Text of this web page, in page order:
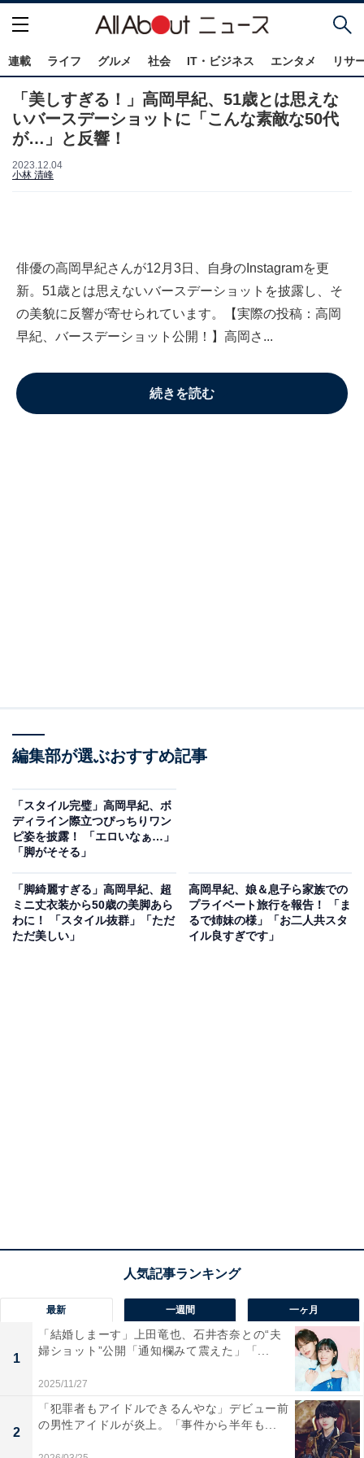
連載 ライフ グルメ 社会 IT・ビジネス エンタメ リサ
「美しすぎる！」高岡早紀、51歳とは思えな
いバースデーショットに「こんな素敵な50代
が…」と反響！
2023.12.04
小林 清峰
俳優の高岡早紀さんが12月3日、自身のInstagramを更
新。51歳とは思えないバースデーショットを披露し、そ
の美貌に反響が寄せられています。【実際の投稿：高岡
早紀、バースデーショット公開！】高岡さ...
続きを読む
編集部が選ぶおすすめ記事
「スタイル完璧」高岡早紀、ボ
ディライン際立つぴっちりワン
ピ姿を披露！ 「エロいなぁ…」
「脚がそそる」
「脚綺麗すぎる」高岡早紀、超
ミニ丈衣装から50歳の美脚あら
わに！ 「スタイル抜群」「ただ
ただ美しい」
高岡早紀、娘＆息子ら家族での
プライベート旅行を報告！ 「ま
るで姉妹の様」「お二人共スタ
イル良すぎです」
最新 一週間 一ヶ月
1
「結婚しまーす」上田竜也、石井杏奈との“夫
婦ショット”公開「通知欄みて震えた」「...
2025/11/27
2
「犯罪者もアイドルできるんやな」デビュー前
の男性アイドルが炎上。「事件から半年も...